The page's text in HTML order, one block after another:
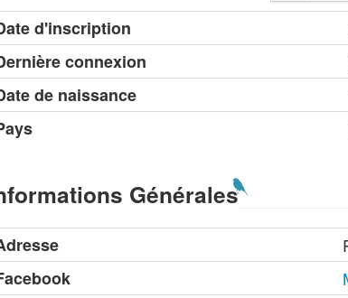
d'inscription
connexion
de naissance
Générales